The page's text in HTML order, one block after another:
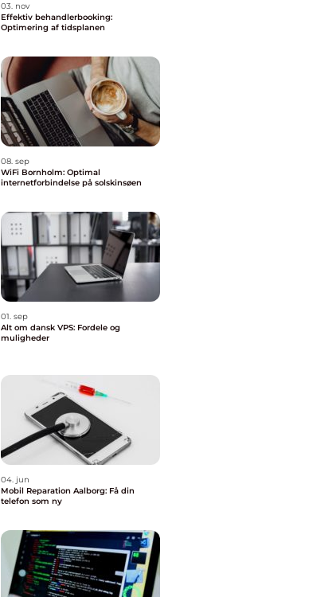
03. nov
Effektiv behandlerbooking:
Optimering af tidsplanen
08. sep
WiFi Bornholm: Optimal
internetforbindelse på solskinsøen
01. sep
Alt om dansk VPS: Fordele og
muligheder
04. jun
Mobil Reparation Aalborg: Få din
telefon som ny